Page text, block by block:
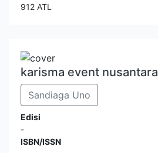
912 ATL
karisma event nusantara
Sandiaga Uno
Edisi
-
ISBN/ISSN